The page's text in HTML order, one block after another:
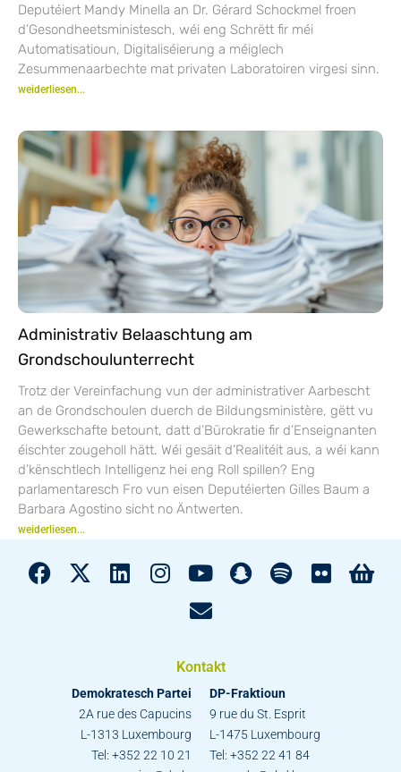
Deputéiert Mandy Minella an Dr. Gérard Schockmel froen
d’Gesondheetsministesch, wéi eng Schrëtt fir méi
Automatisatioun, Digitaliséierung a méiglech
Zesummenaarbechte mat privaten Laboratoiren virgesi sinn.
weiderliesen...
Administrativ Belaaschtung am
Grondschoulunterrecht
Trotz der Vereinfachung vun der administrativer Aarbescht
an de Grondschoulen duerch de Bildungsministère, gëtt vu
Gewerkschafte betount, datt d’Bürokratie fir d’Enseignanten
éischter zougeholl hätt. Wéi gesäit d’Realitéit aus, a wéi kann
d’kënschtlech Intelligenz hei eng Roll spillen? Eng
parlamentaresch Fro vun eisen Deputéierten Gilles Baum a
Barbara Agostino sicht no Äntwerten.
weiderliesen...
Kontakt
Demokratesch Partei
2A rue des Capucins
L-1313 Luxembourg
Tel: +352 22 10 21
DP-Fraktioun
9 rue du St. Esprit
L-1475 Luxembourg
Tel: +352 22 41 84